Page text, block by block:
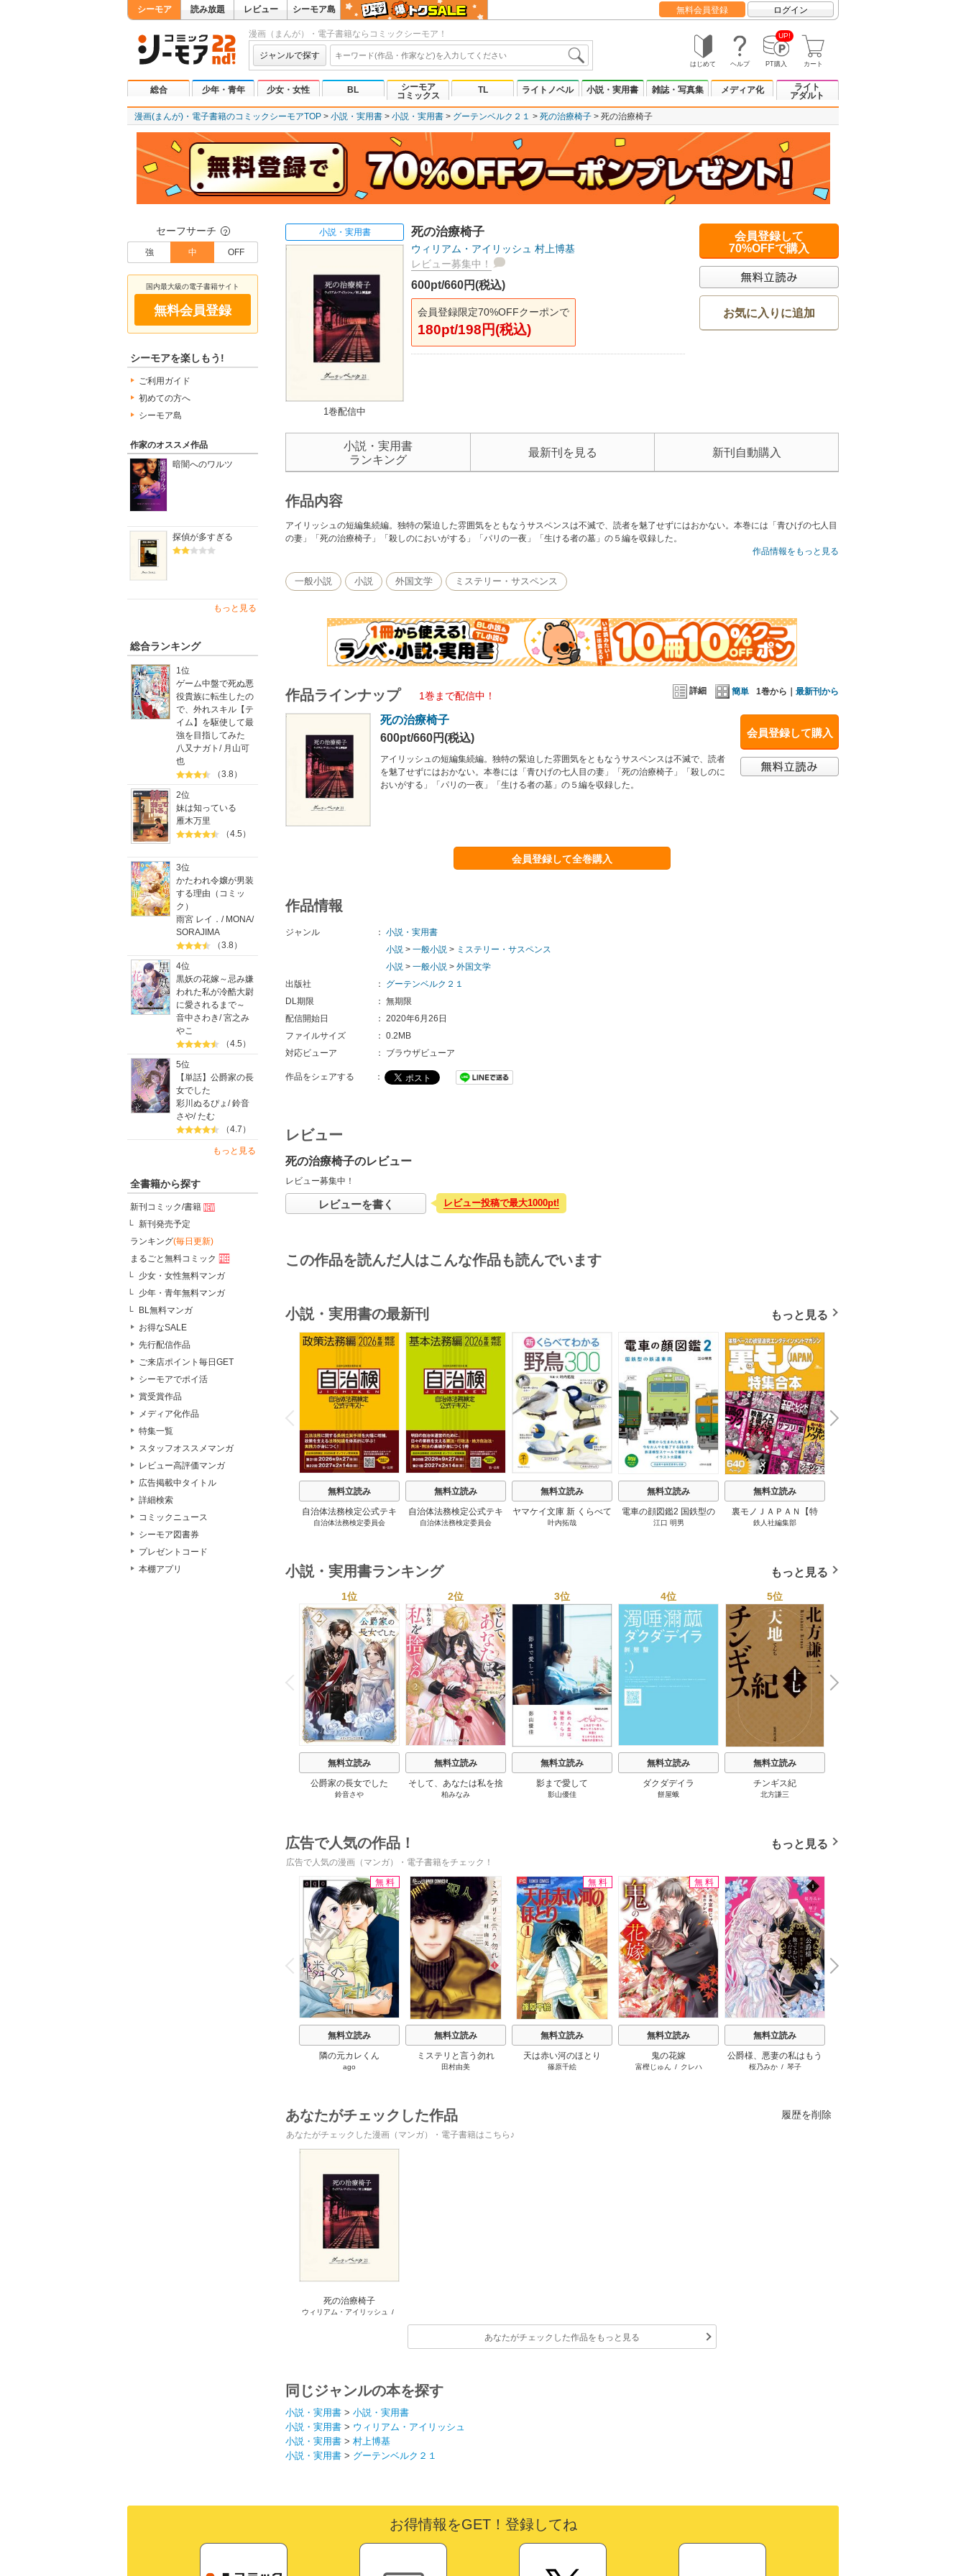
シーモア 読み放題 レビュー シーモア島 無料会員登録 ログイン
漫画（まんが）・電子書籍ならコミックシーモア！
ジャンルで探す
はじめて ヘルプ
UP!
PT購入 カート
総合 少年・青年 少女・女性 BL
シーモア
コミックス
TL ライトノベル 小説・実用書 雑誌・写真集 メディア化
ライト
アダルト
漫画(まんが)・電子書籍のコミックシーモアTOP 小説・実用書 小説・実用書 グーテンベルク２１ 死の治療椅子 死の治療椅子
セーフサーチ ？
強 中 OFF
国内最大級の電子書籍サイト
無料会員登録
シーモアを楽しもう!
ご利用ガイド
初めての方へ
シーモア島
作家のオススメ作品
暗闇へのワルツ
探偵が多すぎる
もっと見る
総合ランキング
1位
ゲーム中盤で死ぬ悪
役貴族に転生したの
で、外れスキル【テ
イム】を駆使して最
強を目指してみた
八又ナガト / 月山可
也
（3.8）
2位
妹は知っている
雁木万里
（4.5）
3位
かたわれ令嬢が男装
する理由（コミッ
ク）
雨宮 レイ． / MONA/
SORAJIMA
（3.8）
4位
黒妖の花嫁～忌み嫌
われた私が冷酷大尉
に愛されるまで～
音中さわき/宮之み
やこ
（4.5）
5位
【単話】公爵家の長
女でした
彩川ぬるぴょ /鈴音
さや/たむ
（4.7）
もっと見る
全書籍から探す
新刊コミック/書籍
新刊発売予定
ランキング(毎日更新)
まるごと無料コミック
少女・女性無料マンガ
少年・青年無料マンガ
BL無料マンガ
お得なSALE
先行配信作品
ご来店ポイント毎日GET
シーモアでポイ活
賞受賞作品
メディア化作品
特集一覧
スタッフオススメマンガ
レビュー高評価マンガ
広告掲載中タイトル
詳細検索
コミックニュース
シーモア図書券
プレゼントコード
本棚アプリ
小説・実用書
1巻配信中
死の治療椅子
ウィリアム・アイリッシュ 村上博基
レビュー募集中！
600pt/660円(税込)
会員登録限定70%OFFクーポンで
180pt/198円(税込)
会員登録して
70%OFFで購入
お気に入りに追加
小説・実用書
ランキング
最新刊を見る 新刊自動購入
作品内容
アイリッシュの短編集続編。独特の緊迫した雰囲気をともなうサスペンスは不滅で、読者を魅了せずにはおかない。本巻には「青ひげの七人目
の妻」「死の治療椅子」「殺しのにおいがする」「パリの一夜」「生ける者の墓」の５編を収録した。
作品情報をもっと見る
一般小説 小説 外国文学 ミステリー・サスペンス
詳細 簡単 1巻から｜ 最新刊から
作品ラインナップ 1巻まで配信中！
会員登録して購入
死の治療椅子
600pt/660円(税込)
アイリッシュの短編集続編。独特の緊迫した雰囲気をともなうサスペンスは不滅で、読者
を魅了せずにはおかない。本巻には「青ひげの七人目の妻」「死の治療椅子」「殺しのに
おいがする」「パリの一夜」「生ける者の墓」の５編を収録した。
会員登録して全巻購入
作品情報
ジャンル ： 小説・実用書
小説 > 一般小説 > ミステリー・サスペンス
小説 > 一般小説 > 外国文学
出版社
：
グーテンベルク２１
DL期限
： 無期限
配信開始日
： 2020年6月26日
ファイルサイズ
： 0.2MB
対応ビューア
： ブラウザビューア
作品をシェアする ：
レビュー
死の治療椅子のレビュー
レビュー募集中！
レビューを書く レビュー投稿で最大1000pt!
この作品を読んだ人はこんな作品も読んでいます
小説・実用書の最新刊 もっと見る
P
r
e
i
o
u
s
無料立読み
自治体法務検定公式テキ
スト 政策法務編 ２０
自治体法務検定委員会
無料立読み
自治体法務検定公式テキ
スト 基本法務編 ２０
自治体法務検定委員会
無料立読み
ヤマケイ文庫 新 くらべて
わかる野鳥300 1巻
叶内拓哉
無料立読み
電車の顔図鑑2 国鉄型の
鉄道車両 1巻
江口 明男
無料立読み
裏モノＪＡＰＡＮ【特
集】★超ボリューム版６
トレンド年間ベスト★お
っさん５０人の体験から
学ぶ★夢のようなエロい
楽園３０ 1巻
鉄人社編集部
N
e
x
t
小説・実用書ランキング もっと見る
P
r
e
v
i
o
u
s
1位
無料立読み
公爵家の長女でした
鈴音さや
2位
無料立読み
そして、あなたは私を捨
てる
柏みなみ
3位
無料立読み
影まで愛して
影山優佳
4位
無料立読み
ダクダデイラ
餅屋蛾
5位
無料立読み
チンギス紀
北方謙三
N
x
広告で人気の作品！ もっと見る
広告で人気の漫画（マンガ）・電子書籍をチェック！
P
r
e
v
i
o
u
s
無料
無料立読み
隣の元カレくん
ago
無料立読み
ミステリと言う勿れ
田村由美
無料
無料立読み
天は赤い河のほとり
篠原千絵
無料
無料立読み
鬼の花嫁
富樫じゅん / クレハ
無料立読み
公爵様、悪妻の私はもう
放っておいてください
桜乃みか/ 琴子
N
e
x
t
あなたがチェックした作品 履歴を削除
あなたがチェックした漫画（マンガ）・電子書籍はこちら♪
死の治療椅子
ウィリアム・アイリッシュ
/
あなたがチェックした作品をもっと見る
同じジャンルの本を探す
小説・実用書 > 小説・実用書
小説・実用書 > ウィリアム・アイリッシュ
小説・実用書 > 村上博基
小説・実用書 > グーテンベルク２１
お得情報をGET！登録してね